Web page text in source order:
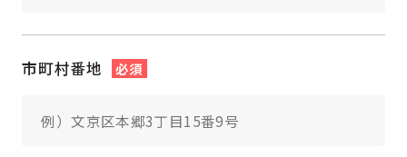
市町村番地 必須